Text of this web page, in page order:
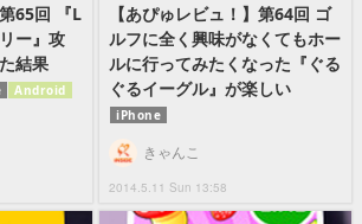
65回 『L
ー』攻
結果
Android
【あぴゅレビュ！】第64回 ゴ
ルフに全く興味がなくてもホー
ルに行ってみたくなった『ぐる
ぐるイーグル』が楽しい
iPhone
2014.5.11 Sun 13:58
きゃんこ